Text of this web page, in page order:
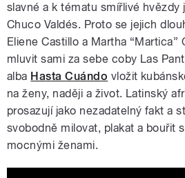
slavné a k tématu smířlivé hvězdy
Chuco Valdés. Proto se jejich
Eliene Castillo a Martha “Martica”
mluvit sami za sebe coby Las
alba Hasta Cuándo vložit
na ženy, naději a život. Latinský
prosazují jako nezadatelný fakt a
svobodně milovat, plakat a bouřit
mocnými ženami.